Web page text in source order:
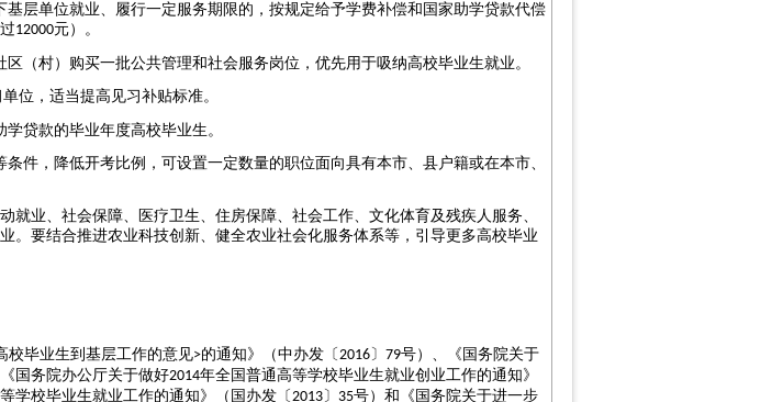
层单位就业、履行一定服务期限的，按规定给予学费补偿和国家助学贷款代偿
12000元）。
（村）购买一批公共管理和社会服务岗位，优先用于吸纳高校毕业生就业。
位，适当提高见习补贴标准。
贷款的毕业年度高校毕业生。
件，降低开考比例，可设置一定数量的职位面向具有本市、县户籍或在本市、
业、社会保障、医疗卫生、住房保障、社会工作、文化体育及残疾人服务、
。要结合推进农业科技创新、健全农业社会化服务体系等，引导更多高校毕业
校毕业生到基层工作的意见>的通知》（中办发〔2016 〕79号）、《国务院关于
国务院办公厅关于做好2014年全国普通高等学校毕业生就业创业工作的通知》
学校毕业生就业工作的通知》（国办发〔2013 〕 35号）和《国务院关于进一步